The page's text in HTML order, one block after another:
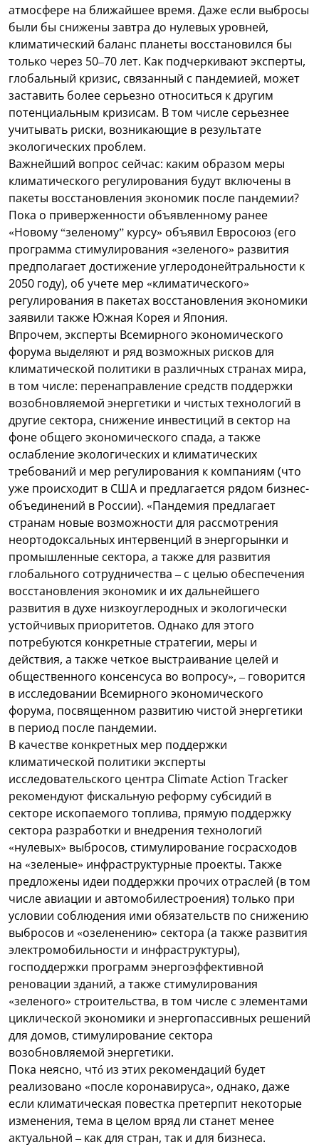
атмосфере на ближайшее время. Даже если выбросы
были бы снижены завтра до нулевых уровней,
климатический баланс планеты восстановился бы
только через 50–70 лет. Как подчеркивают эксперты,
глобальный кризис, связанный с пандемией, может
заставить более серьезно относиться к другим
потенциальным кризисам. В том числе серьезнее
учитывать риски, возникающие в результате
экологических проблем.
Важнейший вопрос сейчас: каким образом меры
климатического регулирования будут включены в
пакеты восстановления экономик после пандемии?
Пока о приверженности объявленному ранее
«Новому “зеленому” курсу» объявил Евросоюз (его
программа стимулирования «зеленого» развития
предполагает достижение углеродонейтральности к
2050 году), об учете мер «климатического»
регулирования в пакетах восстановления экономики
заявили также Южная Корея и Япония.
Впрочем, эксперты Всемирного экономического
форума выделяют и ряд возможных рисков для
климатической политики в различных странах мира,
в том числе: перенаправление средств поддержки
возобновляемой энергетики и чистых технологий в
другие сектора, снижение инвестиций в сектор на
фоне общего экономического спада, а также
ослабление экологических и климатических
требований и мер регулирования к компаниям (что
уже происходит в США и предлагается рядом бизнес-
объединений в России). «Пандемия предлагает
странам новые возможности для рассмотрения
неортодоксальных интервенций в энергорынки и
промышленные сектора, а также для развития
глобального сотрудничества – с целью обеспечения
восстановления экономик и их дальнейшего
развития в духе низкоуглеродных и экологически
устойчивых приоритетов. Однако для этого
потребуются конкретные стратегии, меры и
действия, а также четкое выстраивание целей и
общественного консенсуса во вопросу», – говорится
в исследовании Всемирного экономического
форума, посвященном развитию чистой энергетики
в период после пандемии.
В качестве конкретных мер поддержки
климатической политики эксперты
исследовательского центра Climate Action Tracker
рекомендуют фискальную реформу субсидий в
секторе ископаемого топлива, прямую поддержку
сектора разработки и внедрения технологий
«нулевых» выбросов, стимулирование госрасходов
на «зеленые» инфраструктурные проекты. Также
предложены идеи поддержки прочих отраслей (в том
числе авиации и автомобилестроения) только при
условии соблюдения ими обязательств по снижению
выбросов и «озеленению» сектора (а также развития
электромобильности и инфраструктуры),
господдержки программ энергоэффективной
реновации зданий, а также стимулирования
«зеленого» строительства, в том числе с элементами
циклической экономики и энергопассивных решений
для домов, стимулирование сектора
возобновляемой энергетики.
Пока неясно, чтó из этих рекомендаций будет
реализовано «после коронавируса», однако, даже
если климатическая повестка претерпит некоторые
изменения, тема в целом вряд ли станет менее
актуальной – как для стран, так и для бизнеса.